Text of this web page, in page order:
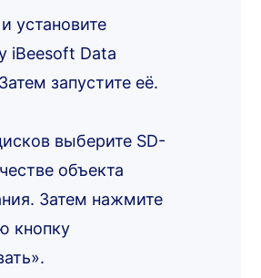
установите
iBeesoft Data
запустите её.
выберите SD-
объекта
Затем нажмите
кнопку